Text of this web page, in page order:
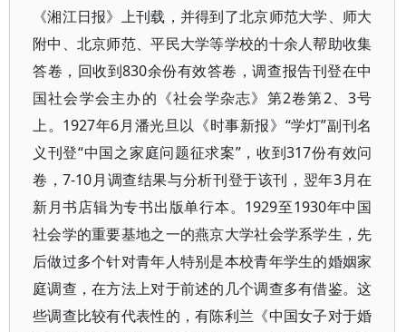
《湘江日报》上刊载，并得到了北京师范大学、师大
附中、北京师范、平民大学等学校的十余人帮助收集
答卷，回收到830余份有效答卷，调查报告刊登在中
国社会学会主办的《社会学杂志》第2卷第2、3号
上。1927年6月潘光旦以《时事新报》“学灯”副刊名
义刊登“中国之家庭问题征求案”，收到317份有效问
卷，7-10月调查结果与分析刊登于该刊，翌年3月在
新月书店辑为专书出版单行本。1929至1930年中国
社会学的重要基地之一的燕京大学社会学系学生，先
后做过多个针对青年人特别是本校青年学生的婚姻家
庭调查，在方法上对于前述的几个调查多有借鉴。这
些调查比较有代表性的，有陈利兰《中国女子对于婚